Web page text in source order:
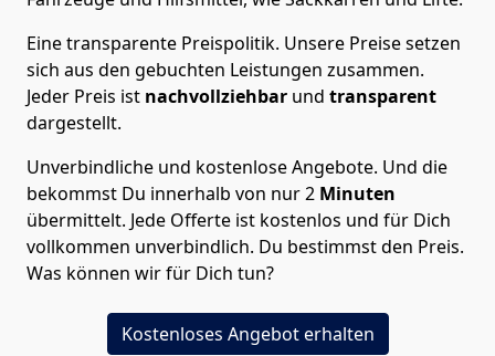
Eine transparente Preispolitik. Unsere Preise setzen
sich aus den gebuchten Leistungen zusammen.
Jeder Preis ist nachvollziehbar und transparent
dargestellt.
Unverbindliche und kostenlose Angebote. Und die
bekommst Du innerhalb von nur2 Minuten
übermittelt. Jede Offerte ist kostenlos und für Dich
vollkommen unverbindlich. Du bestimmst den Preis.
Was können wir für Dich tun?
Kostenloses Angebot erhalten